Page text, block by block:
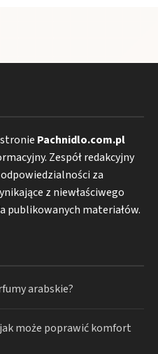
Pachnidlo.com.pl
Zespół redakcyjny
za
z niewłaściwego
publikowanych materiałów.
arabskie?
może poprawić komfort